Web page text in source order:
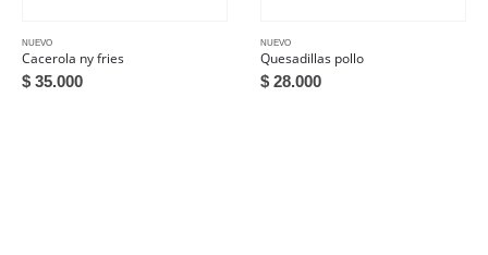
NUEVO
Cacerola ny fries
$ 35.000
NUEVO
Quesadillas pollo
$ 28.000